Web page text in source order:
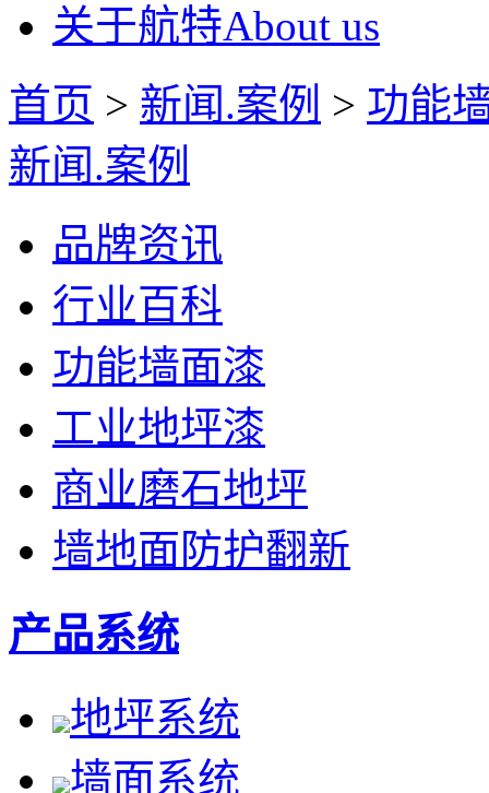
关于航特About us
首页 > 新闻.案例 > 功能
新闻.案例
品牌资讯
行业百科
功能墙面漆
工业地坪漆
商业磨石地坪
墙地面防护翻新
产品系统
地坪系统
墙面系统